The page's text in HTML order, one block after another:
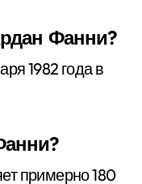
Фанни?
1982 года в
примерно 180